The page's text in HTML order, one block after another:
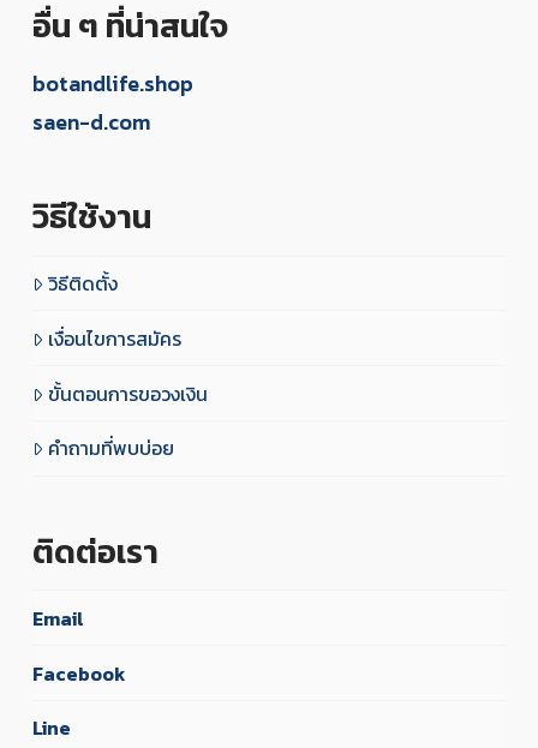
อื่น ๆ ที่น่าสนใจ
botandlife.shop
saen-d.com
วิธีใช้งาน
วิธีติดตั้ง
เงื่อนไขการสมัคร
ขั้นตอนการขอวงเงิน
คำถามที่พบบ่อย
ติดต่อเรา
Email
Facebook
Line